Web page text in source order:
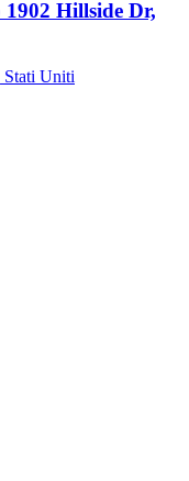
Hillside Dr,
Uniti